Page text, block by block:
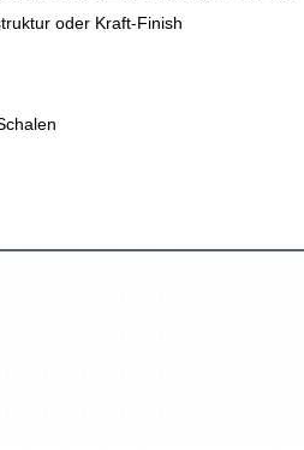
oder Kraft-Finish